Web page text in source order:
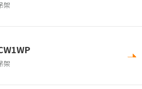
架
架